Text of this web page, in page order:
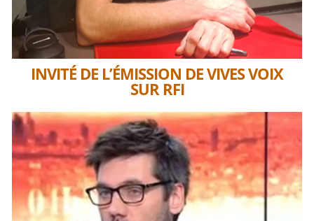
INVITÉ DE L’ÉMISSION DE VIVES VOIX
SUR RFI